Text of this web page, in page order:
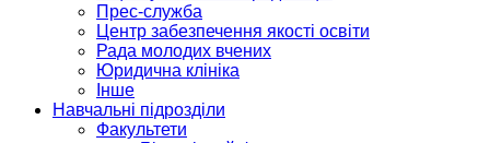
Прес-служба
Центр забезпечення якості освіти
Рада молодих вчених
Юридична клініка
Інше
Навчальні підрозділи
Факультети